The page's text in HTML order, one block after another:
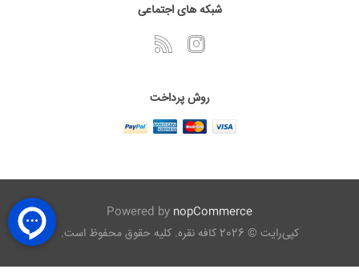
شبکه های اجتماعی
روش پرداخت
Powered by nopCommerce
کپی‌رایت © 2026 کافه نقره. کلیه حقوق محفوظ است.